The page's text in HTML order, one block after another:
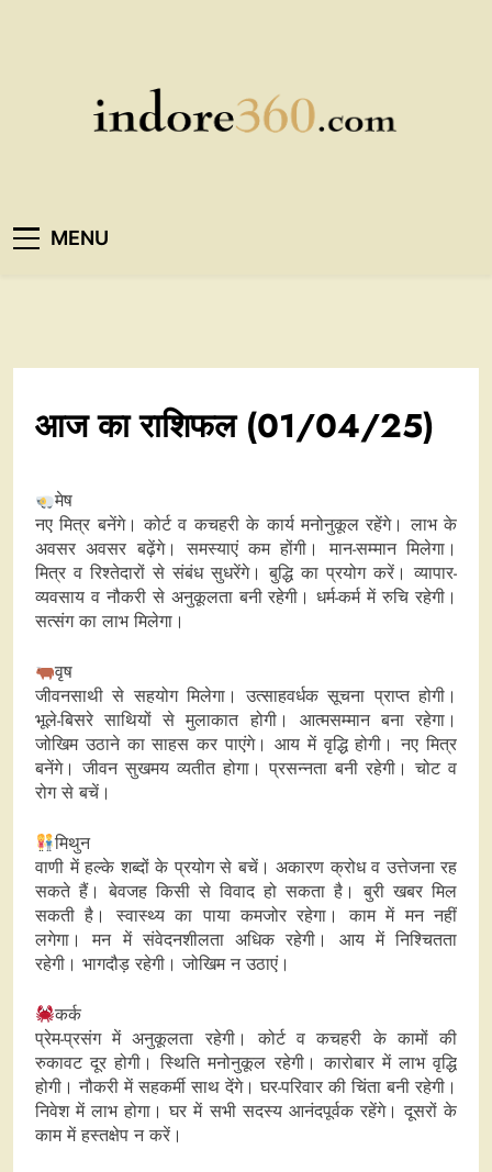
Indore360
MENU
आज का राशिफल (01/04/25)
मेष
नए मित्र बनेंगे। कोर्ट व कचहरी के कार्य मनोनुकूल रहेंगे। लाभ के
अवसर अवसर बढ़ेंगे। समस्याएं कम होंगी। मान-सम्मान मिलेगा।
मित्र व रिश्तेदारों से संबंध सुधरेंगे। बुद्धि का प्रयोग करें। व्यापार-
व्यवसाय व नौकरी से अनुकूलता बनी रहेगी। धर्म-कर्म में रुचि रहेगी।
सत्संग का लाभ मिलेगा।
वृष
जीवनसाथी से सहयोग मिलेगा। उत्साहवर्धक सूचना प्राप्त होगी।
भूले-बिसरे साथियों से मुलाकात होगी। आत्मसम्मान बना रहेगा।
जोखिम उठाने का साहस कर पाएंगे। आय में वृद्धि होगी। नए मित्र
बनेंगे। जीवन सुखमय व्यतीत होगा। प्रसन्नता बनी रहेगी। चोट व
रोग से बचें।
मिथुन
वाणी में हल्के शब्दों के प्रयोग से बचें। अकारण क्रोध व उत्तेजना रह
सकते हैं। बेवजह किसी से विवाद हो सकता है। बुरी खबर मिल
सकती है। स्वास्थ्य का पाया कमजोर रहेगा। काम में मन नहीं
लगेगा। मन में संवेदनशीलता अधिक रहेगी। आय में निश्चितता
रहेगी। भागदौड़ रहेगी। जोखिम न उठाएं।
कर्क
प्रेम-प्रसंग में अनुकूलता रहेगी। कोर्ट व कचहरी के कामों की
रुकावट दूर होगी। स्थिति मनोनुकूल रहेगी। कारोबार में लाभ वृद्धि
होगी। नौकरी में सहकर्मी साथ देंगे। घर-परिवार की चिंता बनी रहेगी।
निवेश में लाभ होगा। घर में सभी सदस्य आनंदपूर्वक रहेंगे। दूसरों के
काम में हस्तक्षेप न करें।